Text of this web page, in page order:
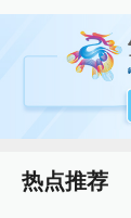
热点推荐